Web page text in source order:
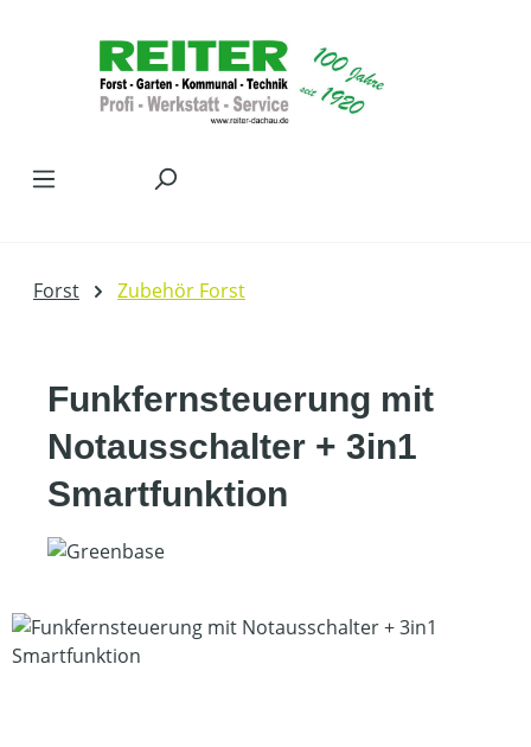
Forst Zubehör Forst
Funkfernsteuerung mit
Notausschalter + 3in1
Smartfunktion
Bildergalerie überspringen